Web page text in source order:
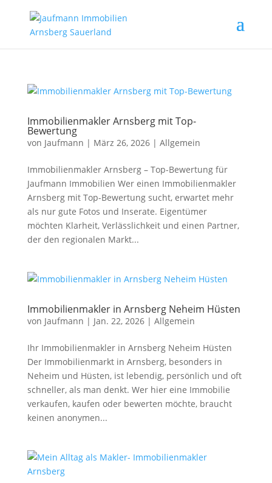
Immobilienmakler Arnsberg mit Top-
Bewertung
von Jaufmann | März 26, 2026| Allgemein
Immobilienmakler Arnsberg – Top-Bewertung für
Jaufmann Immobilien Wer einen Immobilienmakler
Arnsberg mit Top-Bewertung sucht, erwartet mehr
als nur gute Fotos und Inserate. Eigentümer
möchten Klarheit, Verlässlichkeit und einen Partner,
der den regionalen Markt...
Immobilienmakler in Arnsberg Neheim Hüsten
von Jaufmann | Jan. 22, 2026| Allgemein
Ihr Immobilienmakler in Arnsberg Neheim Hüsten
Der Immobilienmarkt in Arnsberg, besonders in
Neheim und Hüsten, ist lebendig, persönlich und oft
schneller, als man denkt. Wer hier eine Immobilie
verkaufen, kaufen oder bewerten möchte, braucht
keinen anonymen...